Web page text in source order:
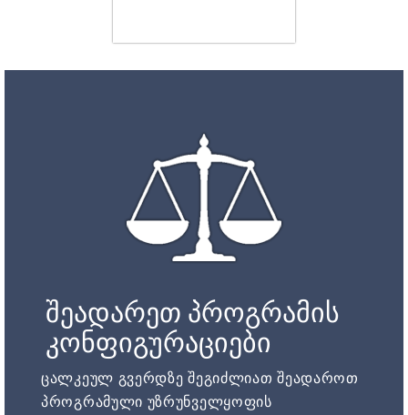
შეადარეთ პროგრამის
კონფიგურაციები
ცალკეულ გვერდზე შეგიძლიათ შეადაროთ
პროგრამული უზრუნველყოფის